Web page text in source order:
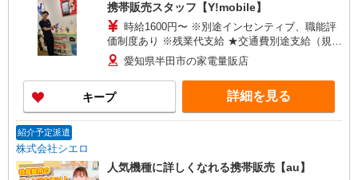
+゜・。○。・゜+゜
携帯販売スタッフ【Y!mobile】
時給1600円〜 ※別途インセンティブ、職能評
価制度あり ※残業代支給 ★交通費別途支給（規定
あり） ゜+゜・。○。・゜+゜・。○。・゜+゜ 入
社祝い金10万円支給(規定有) お友達を紹介頂くと,
インセンティブ支給(規定有) ★月2回払い・週払い
可能（規程有）★ ゜・。○。・゜+゜・。○。・゜
+゜
愛知県半田市の家電量販店
キープ 詳細を見る
紹介予定派遣
株式会社シエロ
人気機種に詳しくなれる携帯販売【au】